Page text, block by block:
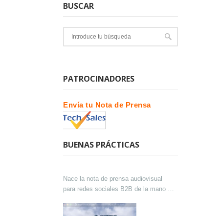
BUSCAR
PATROCINADORES
Envía tu Nota de Prensa
BUENAS PRÁCTICAS
Nace la nota de prensa audiovisual
para redes sociales B2B de la mano de